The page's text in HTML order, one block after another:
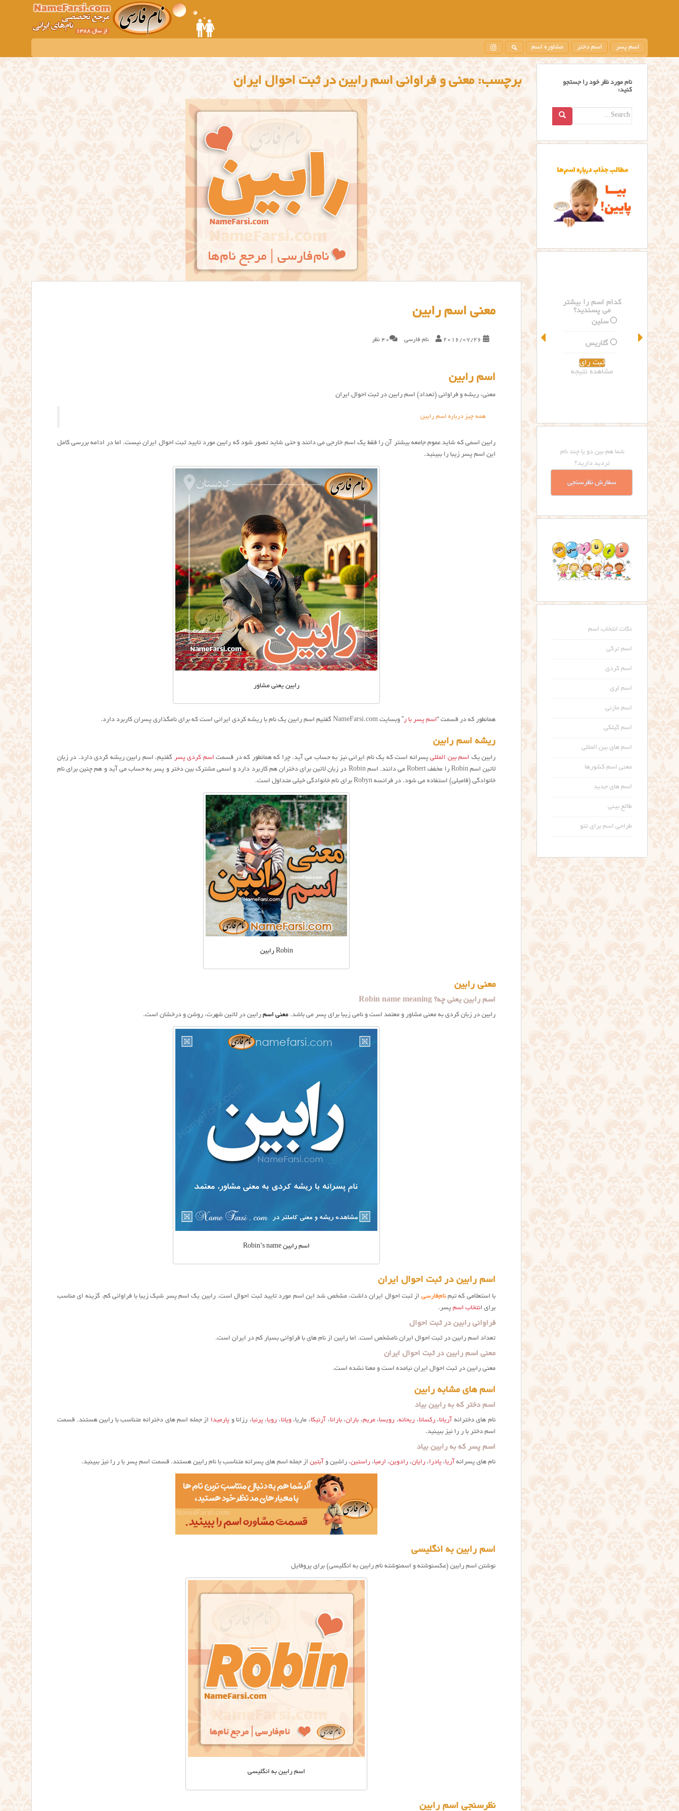
m
i
n
t
e
n
اسم پسر اسم دختر مشاوره اسم
برچسب:معنی و فراوانی اسم رابین در ثبت احوال ایران
معنی اسم رابین
2016/07/26 نام فارسی 40 نظر
اسم رابین
معنی، ریشه و فراوانی (تعداد) اسم رابین در ثبت احوال ایران
همه چیز درباره اسم رابین
رابین اسمی که شاید عموم جامعه بیشتر آن را فقط یک اسم خارجی می دانند و حتی شاید تصور شود که رابين مورد تایید ثبت احوال ایران نیست. اما در ادامه بررسی کامل
این اسم پسر زیبا را ببینید.
رابین یعنی مشاور
همانطور که در قسمت “اسم پسر با ر” وبسایت NameFarsi.com گفتیم اسم رابین یک نام با ریشه کردی ایرانی است که برای نامگذاری پسران کاربرد دارد.
ریشه اسم رابین
رابین یک اسم بین المللیپسرانه است که یک نام ایرانی نیز به حساب می آید. چرا که همانطور که در قسمت اسم کردی پسر گفتیم، اسم رابین ریشه کردی دارد. در زبان
لاتین اسم Robin را مخفف Robert می دانند. اسم Robin در زبان لاتین برای دختران هم کاربرد دارد و اسمی مشترک بین دختر و پسر به حساب می آید و هم چنین برای نام
خانوادگی (فامیلی) استفاده می شود. در فرانسه Robyn برای نام خانوادگی خیلی متداول است.
Robin رابین
معنی رابین
اسم رابین یعنی چه؟ Robin name meaning
رابین در زبان کردی به معنی مشاور و معتمد است و نامی زیبا برای پسر می باشد. معنی اسم رابین در لاتین شهرت، روشن و درخشان است.
اسم رابین Robin’s name
اسم رابین در ثبت احوال ایران
با استعلامی که تیمنام‌فارسی از ثبت احوال ایران داشت، مشخص شد این اسم مورد تایید ثبت احوال است. رابین یک اسم پسر شیک زیبا با فراوانی کم. گزینه ای مناسب
برای انتخاب اسم پسر.
فراوانی رابین در ثبت احوال
تعداد اسم رابین در ثبت احوال ایران نامشخص است. اما رابین از نام های با فراوانی بسیار کم در ایران است.
معنی اسم رابین در ثبت احوال ایران
معني رابين در ثبت احوال ایران نیامده است و معنا نشده است.
اسم های مشابه رابین
اسم دختر که به رابین بیاد
نام های دخترانه آریانا،رکسانا، ریحانه، رویسا،مریم، باران،بارانا، آرنیکا، ماریا،ویانا، رویا،پرنیا، رزانا وپارمیدا از جمله اسم های دخترانه متناسب با رابین هستند. قسمت
اسم دختر با ر را نیز ببینید.
اسم پسر که به رابین بیاد
نام های پسرانه آریا، پادرا، رایان، رادوین، ارمیا، راستین، راشین و آبتین از جمله اسم های پسرانه متناسب با نام رابین هستند. قسمت اسم پسر با ر را نیز ببینید.
اسم رابین به انگلیسی
نوشتن اسم رابين (عکسنوشته و اسمنوشته نام رابین به انگلیسی) برای پروفایل
اسم رابین به انگلیسی
نظرسنجی اسم رابین
نام مورد نظر خود را جستجو
کنید:
Search
کدام اسم را بیشتر
می پسندید؟
سلین
گلاریس
مشاهده نتیجه
شما هم بین دو یا چند نام
تردید دارید؟
سفارش نظرسنجی
نکات انتخاب اسم
اسم ترکی
اسم کردی
اسم لری
اسم مازنی
اسم گیلکی
اسم های بین المللی
معنی اسم کشورها
اسم های جدید
طالع بینی
طراحی اسم برای تتو